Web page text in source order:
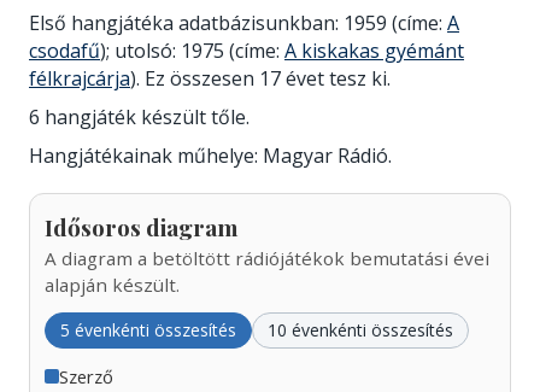
Első hangjátéka adatbázisunkban: 1959 (címe: A
csodafű); utolsó: 1975 (címe: A kiskakas gyémánt
félkrajcárja). Ez összesen 17 évet tesz ki.
6 hangjáték készült tőle.
Hangjátékainak műhelye: Magyar Rádió.
Idősoros diagram
A diagram a betöltött rádiójátékok bemutatási évei
alapján készült.
5 évenkénti összesítés 10 évenkénti összesítés
Szerző